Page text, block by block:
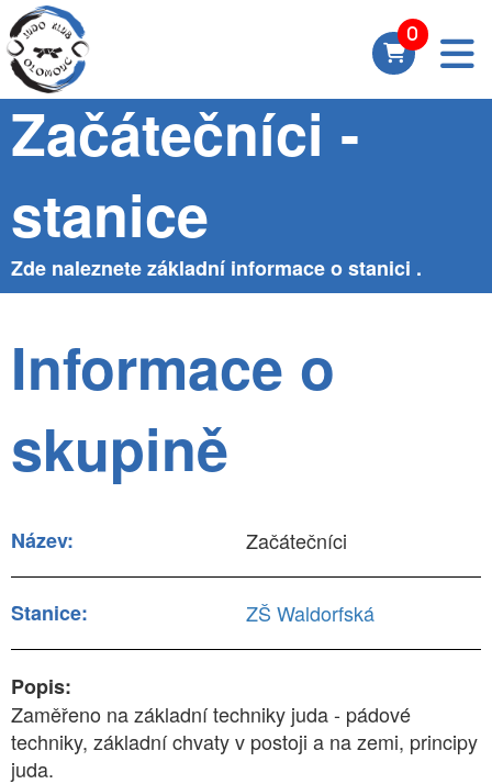
Skupina
Začátečníci -
stanice
Zde naleznete základní informace o stanici .
Informace o
skupině
Název: Začátečníci
Stanice: ZŠ Waldorfská
Popis:
Zaměřeno na základní techniky juda - pádové
techniky, základní chvaty v postoji a na zemi, principy
juda.